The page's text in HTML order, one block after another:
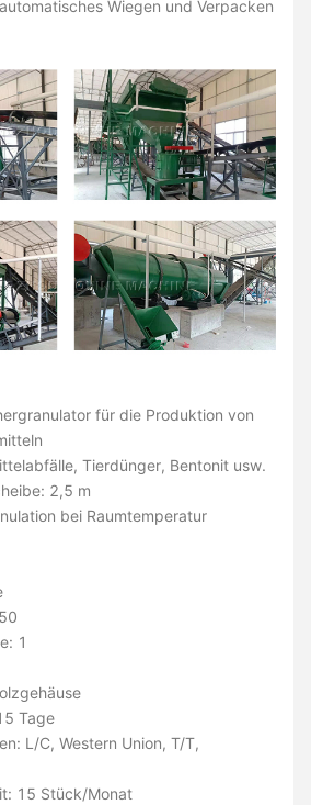
Wiegen und Verpacken
für die Produktion von
Tierdünger, Bentonit usw.
2,5 m
bei Raumtemperatur
1
Tage
L/C, Western Union, T/T,
15 Stück/Monat